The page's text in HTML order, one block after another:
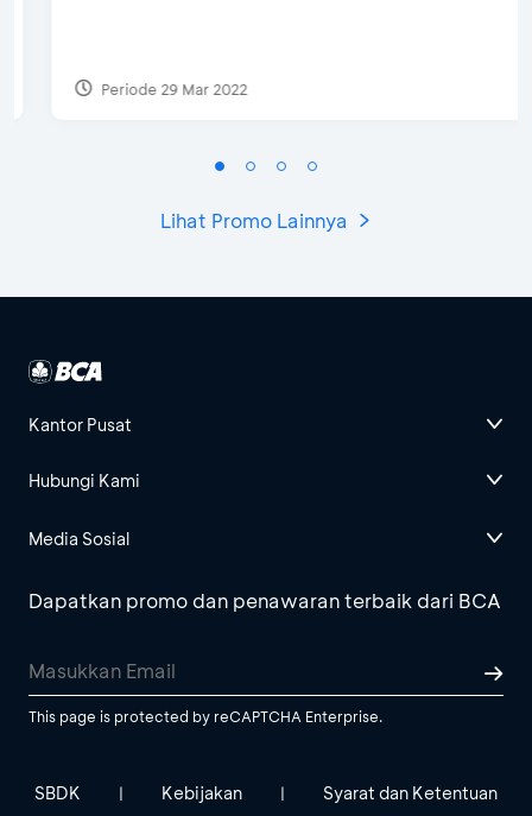
Periode 29 Mar 2022
Lihat Promo Lainnya
Kantor Pusat
Hubungi Kami
Media Sosial
Dapatkan promo dan penawaran terbaik dari BCA
This page is protected by reCAPTCHA Enterprise.
SBDK | Kebijakan | Syarat dan Ketentuan